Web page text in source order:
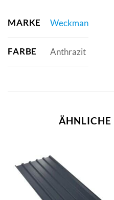
MARKE Weckman
FARBE Anthrazit
ÄHNLICHE